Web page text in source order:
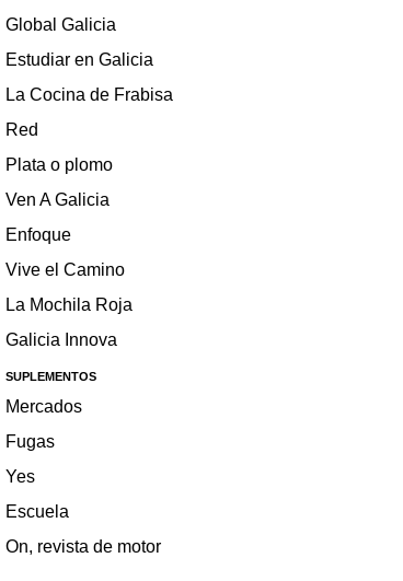
Global Galicia
Estudiar en Galicia
La Cocina de Frabisa
Red
Plata o plomo
Ven A Galicia
Enfoque
Vive el Camino
La Mochila Roja
Galicia Innova
SUPLEMENTOS
Mercados
Fugas
Yes
Escuela
On, revista de motor